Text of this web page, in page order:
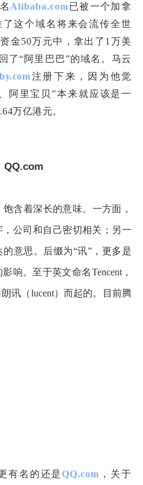
Alibaba.com已被一个加拿
这个域名将来会流传全世
金50万元中，拿出了1万美
了“阿里巴巴”的域名。 马云
注册下来，因为他觉
阿里宝贝”本来就应该是一
万亿港元。
QQ.com
含着深长的意味。一方面，
公司和自己密切相关；另一
意思。后缀为“讯”，更多是
响。至于英文命名Tencent，
讯（lucent）而起的。目前腾
有名的还是QQ.com ，关于